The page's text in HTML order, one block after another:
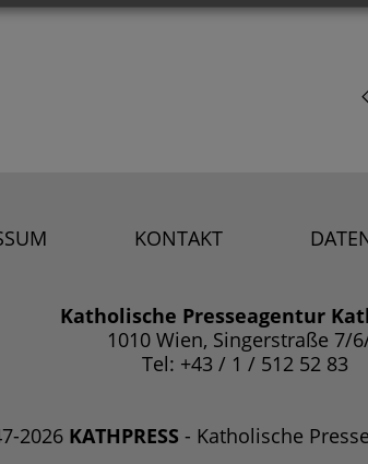
KONTAKT
Katholische Presseagentur
1010 Wien, Singerstraße 7/
Tel: +43 / 1 / 512 52 83
2026 KATHPRESS - Katholische